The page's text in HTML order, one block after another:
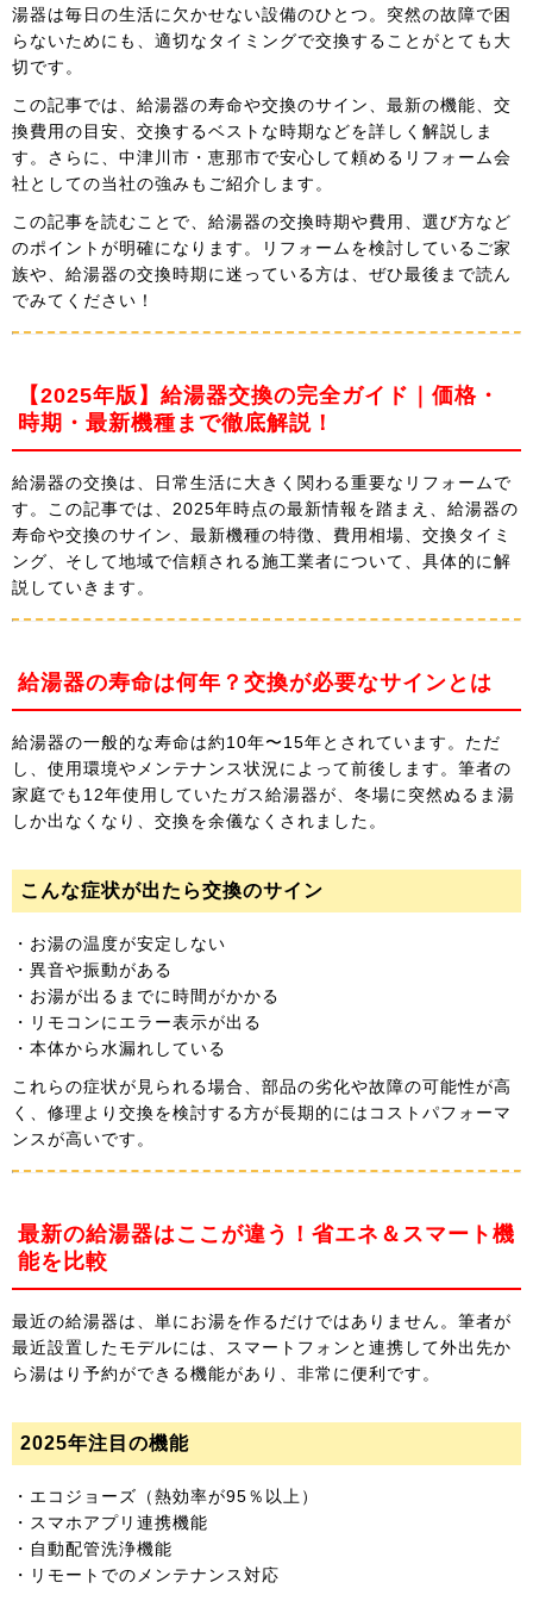
湯器は毎日の生活に欠かせない設備のひとつ。突然の故障で困
らないためにも、適切なタイミングで交換することがとても大
切です。
この記事では、給湯器の寿命や交換のサイン、最新の機能、交
換費用の目安、交換するベストな時期などを詳しく解説しま
す。さらに、中津川市・恵那市で安心して頼めるリフォーム会
社としての当社の強みもご紹介します。
この記事を読むことで、給湯器の交換時期や費用、選び方など
のポイントが明確になります。リフォームを検討しているご家
族や、給湯器の交換時期に迷っている方は、ぜひ最後まで読ん
でみてください！
【2025年版】給湯器交換の完全ガイド｜価格・
時期・最新機種まで徹底解説！
給湯器の交換は、日常生活に大きく関わる重要なリフォームで
す。この記事では、2025年時点の最新情報を踏まえ、給湯器の
寿命や交換のサイン、最新機種の特徴、費用相場、交換タイミ
ング、そして地域で信頼される施工業者について、具体的に解
説していきます。
給湯器の寿命は何年？交換が必要なサインとは
給湯器の一般的な寿命は約10年〜15年とされています。ただ
し、使用環境やメンテナンス状況によって前後します。筆者の
家庭でも12年使用していたガス給湯器が、冬場に突然ぬるま湯
しか出なくなり、交換を余儀なくされました。
こんな症状が出たら交換のサイン
・お湯の温度が安定しない
・異音や振動がある
・お湯が出るまでに時間がかかる
・リモコンにエラー表示が出る
・本体から水漏れしている
これらの症状が見られる場合、部品の劣化や故障の可能性が高
く、修理より交換を検討する方が長期的にはコストパフォーマ
ンスが高いです。
最新の給湯器はここが違う！省エネ＆スマート機
能を比較
最近の給湯器は、単にお湯を作るだけではありません。筆者が
最近設置したモデルには、スマートフォンと連携して外出先か
ら湯はり予約ができる機能があり、非常に便利です。
2025年注目の機能
・エコジョーズ（熱効率が95％以上）
・スマホアプリ連携機能
・自動配管洗浄機能
・リモートでのメンテナンス対応